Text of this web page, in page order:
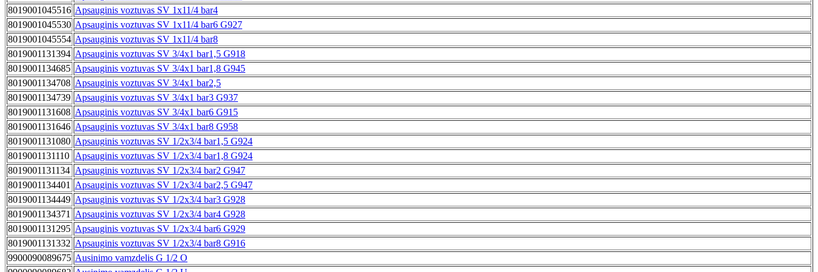
8019001045516 Apsauginis voztuvas SV 1x11/4 bar4
8019001045530 Apsauginis voztuvas SV 1x11/4 bar6 G927
8019001045554 Apsauginis voztuvas SV 1x11/4 bar8
8019001131394 Apsauginis voztuvas SV 3/4x1 bar1,5 G918
8019001134685 Apsauginis voztuvas SV 3/4x1 bar1,8 G945
8019001134708 Apsauginis voztuvas SV 3/4x1 bar2,5
8019001134739 Apsauginis voztuvas SV 3/4x1 bar3 G937
8019001131608 Apsauginis voztuvas SV 3/4x1 bar6 G915
8019001131646 Apsauginis voztuvas SV 3/4x1 bar8 G958
8019001131080 Apsauginis voztuvas SV 1/2x3/4 bar1,5 G924
8019001131110 Apsauginis voztuvas SV 1/2x3/4 bar1,8 G924
8019001131134 Apsauginis voztuvas SV 1/2x3/4 bar2 G947
8019001134401
Apsauginis voztuvas SV 1/2x3/4 bar2,5 G947
8019001134449 Apsauginis voztuvas SV 1/2x3/4 bar3 G928
8019001134371
Apsauginis voztuvas SV 1/2x3/4 bar4 G928
8019001131295 Apsauginis voztuvas SV 1/2x3/4 bar6 G929
8019001131332 Apsauginis voztuvas SV 1/2x3/4 bar8 G916
9900090089675 Ausinimo vamzdelis G 1/2 O